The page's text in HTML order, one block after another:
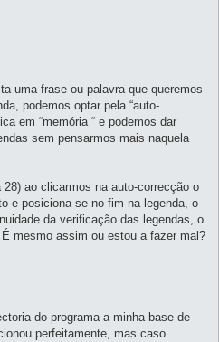
uma frase ou palavra que queremos
podemos optar pela “auto-
em “memória “ e podemos dar
sem pensarmos mais naquela
ao clicarmos na auto-correcção o
e posiciona-se no fim na legenda, o
da verificação das legendas, o
mesmo assim ou estou a fazer mal?
do programa a minha base de
perfeitamente, mas caso